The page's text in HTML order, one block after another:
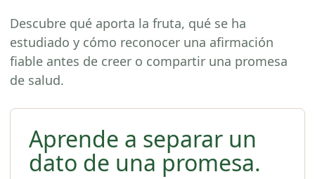
Descubre qué aporta la fruta, qué se ha
estudiado y cómo reconocer una afirmación
fiable antes de creer o compartir una promesa
de salud.
Aprende a separar un
dato de una promesa.